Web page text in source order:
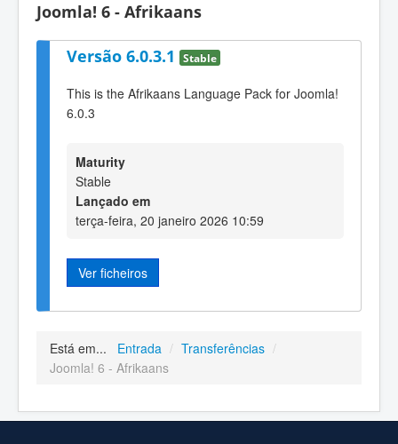
Joomla! 6 - Afrikaans
Versão 6.0.3.1 Stable
This is the Afrikaans Language Pack for Joomla!
6.0.3
Maturity
Stable
Lançado em
terça-feira, 20 janeiro 2026 10:59
Ver ficheiros
Está em... Entrada / Transferências /
Joomla! 6 - Afrikaans